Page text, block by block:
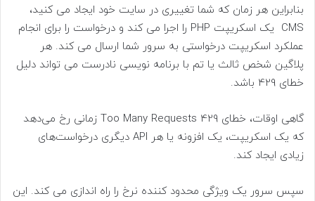
بنابراین هر زمان که شما تغییری در سایت خود ایجاد می کنید،
CMS یک اسکریپت PHP را اجرا می کند و درخواست را برای انجام
عملکرد اسکریپت درخواستی به سرور شما ارسال می کند. هر
پلاگین شخص ثالث یا تم با برنامه نویسی نادرست می تواند دلیل
خطای 429 باشد.
گاهی اوقات، خطای 429 Too Many Requests زمانی رخ می‌دهد
که یک اسکریپت، یک افزونه یا هر API دیگری درخواست‌های
زیادی ایجاد کند.
سپس سرور یک ویژگی محدود کننده نرخ را راه اندازی می کند. این